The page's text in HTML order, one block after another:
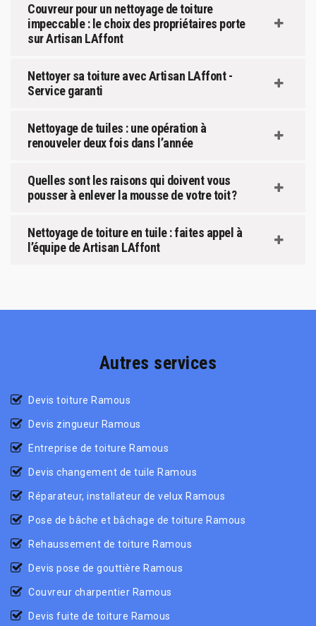
Couvreur pour un nettoyage de toiture
impeccable : le choix des propriétaires porte
sur Artisan LAffont
Nettoyer sa toiture avec Artisan LAffont -
Service garanti
Nettoyage de tuiles : une opération à
renouveler deux fois dans l’année
Quelles sont les raisons qui doivent vous
pousser à enlever la mousse de votre toit ?
Nettoyage de toiture en tuile : faites appel à
l’équipe de Artisan LAffont
Autres services
Devis toiture Ramous
Devis zingueur Ramous
Entreprise de toiture Ramous
Devis changement de tuile Ramous
Réparateur, installateur de velux Ramous
Pose de bâche et bâchage de toiture Ramous
Rehaussement de toiture Ramous
Devis pose de gouttière Ramous
Couvreur charpentier Ramous
Devis fuite de toiture Ramous